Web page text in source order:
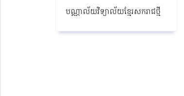
បណ្ណាល័យវិទ្យាល័យខ្មែរសករាជថ្មី​